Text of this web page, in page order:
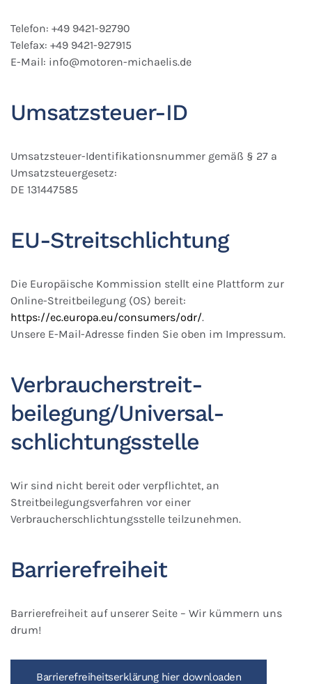
Telefon: +49 9421-92790
Telefax: +49 9421-927915
E-Mail: info@motoren-michaelis.de
Umsatzsteuer-ID
Umsatzsteuer-Identifikationsnummer gemäß § 27 a
Umsatzsteuergesetz:
DE 131447585
EU-Streitschlichtung
Die Europäische Kommission stellt eine Plattform zur
Online-Streitbeilegung (OS) bereit:
https://ec.europa.eu/consumers/odr/.
Unsere E-Mail-Adresse finden Sie oben im Impressum.
Verbraucher­streit­
beilegung/Universal­
schlichtungs­stelle
Wir sind nicht bereit oder verpflichtet, an
Streitbeilegungsverfahren vor einer
Verbraucherschlichtungsstelle teilzunehmen.
Barrierefreiheit
Barrierefreiheit auf unserer Seite – Wir kümmern uns
drum!
Barrierefreiheitserklärung hier downloaden